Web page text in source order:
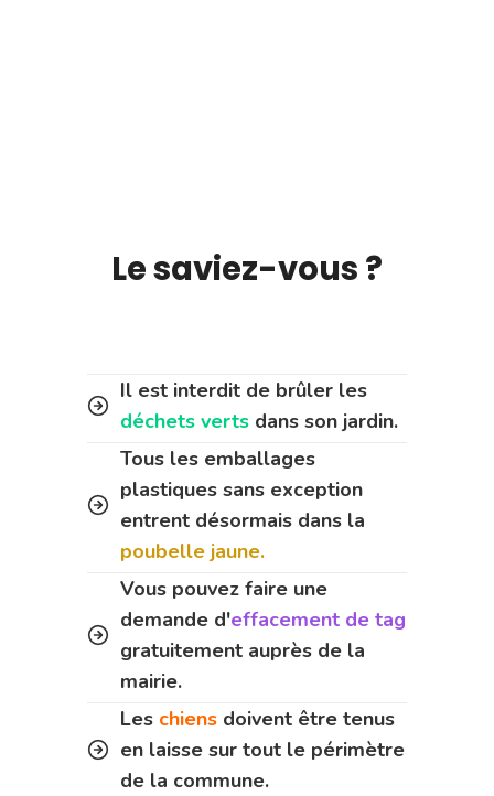
Le saviez-vous ?
Il est interdit de brûler les
déchets verts dans son jardin.
Tous les emballages
plastiques sans exception
entrent désormais dans la
poubelle jaune.
Vous pouvez faire une
demande d'effacement de tag
gratuitement auprès de la
mairie.
Les chiens doivent être tenus
en laisse sur tout le périmètre
de la commune.